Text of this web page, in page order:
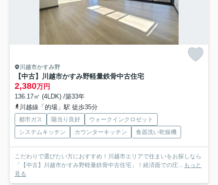
川越市かすみ野
【中古】川越市かすみ野軽量鉄骨中古住宅
2,380万円
136.17㎡ (4LDK) /築33年
川越線「的場」駅 徒歩35分
都市ガス 陽当り良好
ウォークインクロゼット
システムキッチン
カウンターキッチン 食器洗い乾燥機
こだわりで選びたい方におすすめ！川越市エリアで住まいをお探しなら
「【中古】川越市かすみ野軽量鉄骨中古住宅」！経済面での圧... もっと
見る